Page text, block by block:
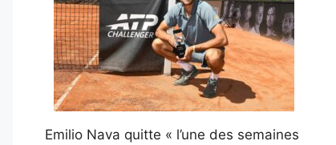
Emilio Nava quitte « l’une des semaines